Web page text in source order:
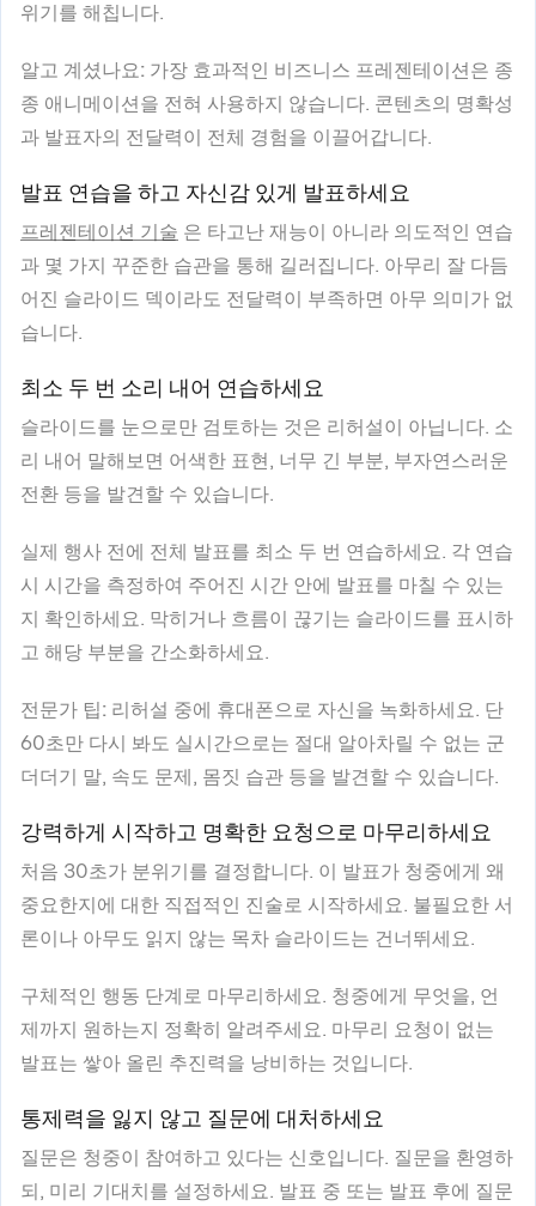
위기를 해칩니다.
알고 계셨나요: 가장 효과적인 비즈니스 프레젠테이션은 종
종 애니메이션을 전혀 사용하지 않습니다. 콘텐츠의 명확성
과 발표자의 전달력이 전체 경험을 이끌어갑니다.
발표 연습을 하고 자신감 있게 발표하세요
프레젠테이션 기술 은 타고난 재능이 아니라 의도적인 연습
과 몇 가지 꾸준한 습관을 통해 길러집니다. 아무리 잘 다듬
어진 슬라이드 덱이라도 전달력이 부족하면 아무 의미가 없
습니다.
최소 두 번 소리 내어 연습하세요
슬라이드를 눈으로만 검토하는 것은 리허설이 아닙니다. 소
리 내어 말해보면 어색한 표현, 너무 긴 부분, 부자연스러운
전환 등을 발견할 수 있습니다.
실제 행사 전에 전체 발표를 최소 두 번 연습하세요. 각 연습
시 시간을 측정하여 주어진 시간 안에 발표를 마칠 수 있는
지 확인하세요. 막히거나 흐름이 끊기는 슬라이드를 표시하
고 해당 부분을 간소화하세요.
전문가 팁: 리허설 중에 휴대폰으로 자신을 녹화하세요. 단
60초만 다시 봐도 실시간으로는 절대 알아차릴 수 없는 군
더더기 말, 속도 문제, 몸짓 습관 등을 발견할 수 있습니다.
강력하게 시작하고 명확한 요청으로 마무리하세요
처음 30초가 분위기를 결정합니다. 이 발표가 청중에게 왜
중요한지에 대한 직접적인 진술로 시작하세요. 불필요한 서
론이나 아무도 읽지 않는 목차 슬라이드는 건너뛰세요.
구체적인 행동 단계로 마무리하세요. 청중에게 무엇을, 언
제까지 원하는지 정확히 알려주세요. 마무리 요청이 없는
발표는 쌓아 올린 추진력을 낭비하는 것입니다.
통제력을 잃지 않고 질문에 대처하세요
질문은 청중이 참여하고 있다는 신호입니다. 질문을 환영하
되, 미리 기대치를 설정하세요. 발표 중 또는 발표 후에 질문